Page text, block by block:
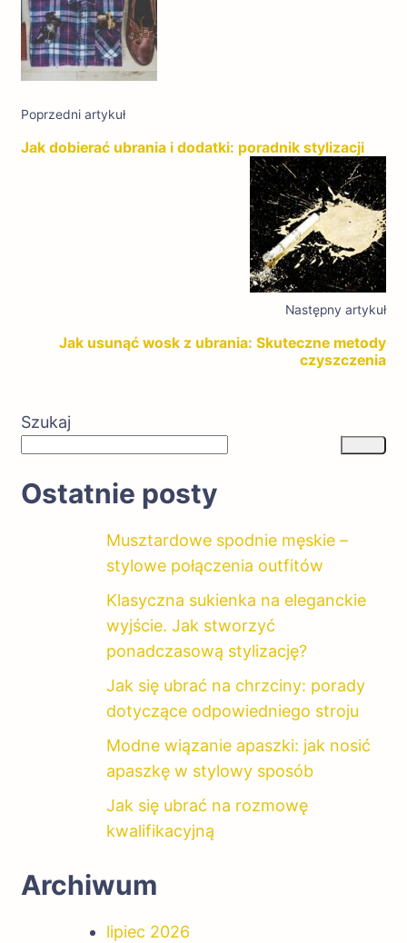
Poprzedni artykuł
Jak dobierać ubrania i dodatki: poradnik stylizacji
Następny artykuł
Jak usunąć wosk z ubrania: Skuteczne metody
czyszczenia
Szukaj
Ostatnie posty
Musztardowe spodnie męskie –
stylowe połączenia outfitów
Klasyczna sukienka na eleganckie
wyjście. Jak stworzyć
ponadczasową stylizację?
Jak się ubrać na chrzciny: porady
dotyczące odpowiedniego stroju
Modne wiązanie apaszki: jak nosić
apaszkę w stylowy sposób
Jak się ubrać na rozmowę
kwalifikacyjną
Archiwum
lipiec 2026